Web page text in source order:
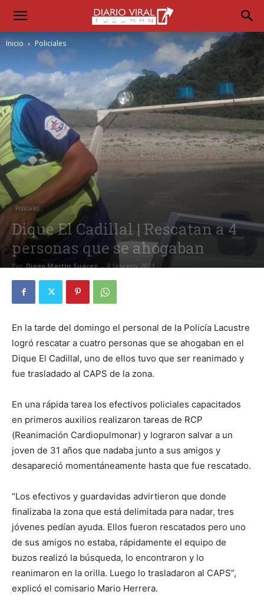
Inicio Policiales
Policiales
Dique El Cadillal | Rescatan a 4
personas que se ahogaban
Por Diego Martín Suárez - 8 febrero, 2021
En la tarde del domingo el personal de la Policía Lacustre
logró rescatar a cuatro personas que se ahogaban en el
Dique El Cadillal, uno de ellos tuvo que ser reanimado y
fue trasladado al CAPS de la zona.
En una rápida tarea los efectivos policiales capacitados
en primeros auxilios realizaron tareas de RCP
(Reanimación Cardiopulmonar) y lograron salvar a un
joven de 31 años que nadaba junto a sus amigos y
desapareció momentáneamente hasta que fue rescatado.
“Los efectivos y guardavidas advirtieron que donde
finalizaba la zona que está delimitada para nadar, tres
jóvenes pedían ayuda. Ellos fueron rescatados pero uno
de sus amigos no estaba, rápidamente el equipo de
buzos realizó la búsqueda, lo encontraron y lo
reanimaron en la orilla. Luego lo trasladaron al CAPS”,
explicó el comisario Mario Herrera.